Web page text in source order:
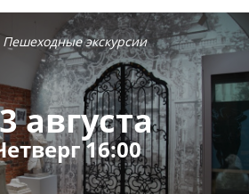
Пешеходные экскурсии
августа
16:00